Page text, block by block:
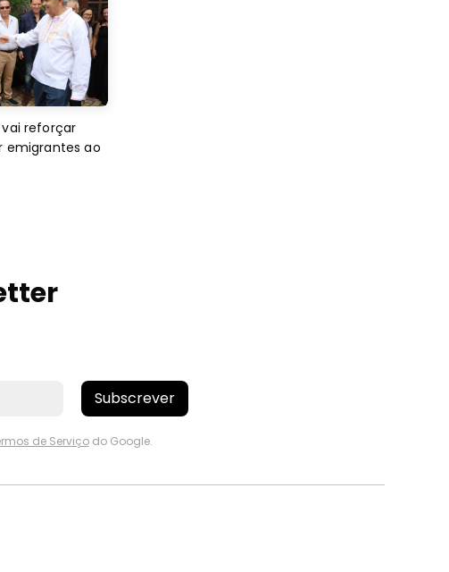
vai reforçar
emigrantes ao
Subscrever
de Serviçodo Google.